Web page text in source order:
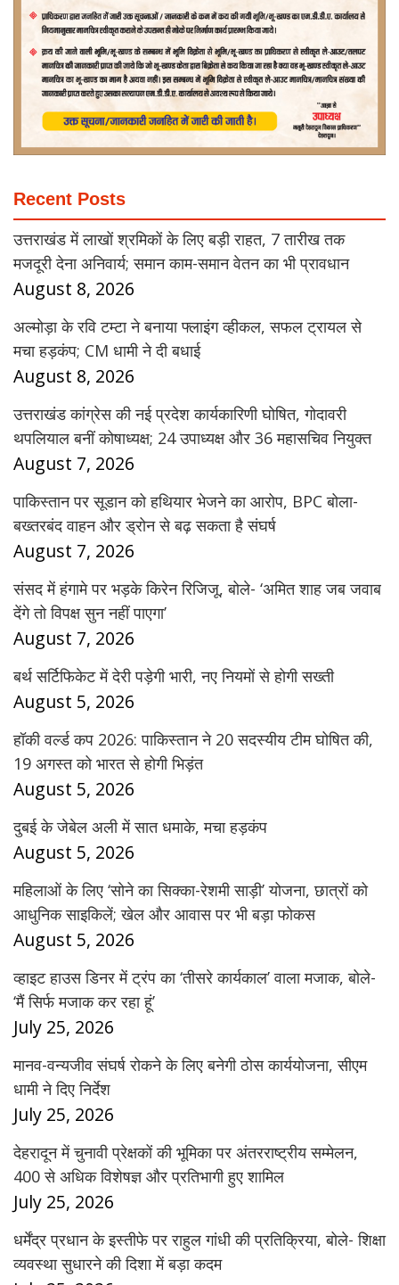
Recent Posts
उत्तराखंड में लाखों श्रमिकों के लिए बड़ी राहत, 7 तारीख तक
मजदूरी देना अनिवार्य; समान काम-समान वेतन का भी प्रावधान
August 8, 2026
अल्मोड़ा के रवि टम्टा ने बनाया फ्लाइंग व्हीकल, सफल ट्रायल से
मचा हड़कंप; CM धामी ने दी बधाई
August 8, 2026
उत्तराखंड कांग्रेस की नई प्रदेश कार्यकारिणी घोषित, गोदावरी
थपलियाल बनीं कोषाध्यक्ष; 24 उपाध्यक्ष और 36 महासचिव नियुक्त
August 7, 2026
पाकिस्तान पर सूडान को हथियार भेजने का आरोप, BPC बोला-
बख्तरबंद वाहन और ड्रोन से बढ़ सकता है संघर्ष
August 7, 2026
संसद में हंगामे पर भड़के किरेन रिजिजू, बोले- ‘अमित शाह जब जवाब
देंगे तो विपक्ष सुन नहीं पाएगा’
August 7, 2026
बर्थ सर्टिफिकेट में देरी पड़ेगी भारी, नए नियमों से होगी सख्ती
August 5, 2026
हॉकी वर्ल्ड कप 2026: पाकिस्तान ने 20 सदस्यीय टीम घोषित की,
19 अगस्त को भारत से होगी भिड़ंत
August 5, 2026
दुबई के जेबेल अली में सात धमाके, मचा हड़कंप
August 5, 2026
महिलाओं के लिए ‘सोने का सिक्का-रेशमी साड़ी’ योजना, छात्रों को
आधुनिक साइकिलें; खेल और आवास पर भी बड़ा फोकस
August 5, 2026
व्हाइट हाउस डिनर में ट्रंप का ‘तीसरे कार्यकाल’ वाला मजाक, बोले-
‘मैं सिर्फ मजाक कर रहा हूं’
July 25, 2026
मानव-वन्यजीव संघर्ष रोकने के लिए बनेगी ठोस कार्ययोजना, सीएम
धामी ने दिए निर्देश
July 25, 2026
देहरादून में चुनावी प्रेक्षकों की भूमिका पर अंतरराष्ट्रीय सम्मेलन,
400 से अधिक विशेषज्ञ और प्रतिभागी हुए शामिल
July 25, 2026
धर्मेंद्र प्रधान के इस्तीफे पर राहुल गांधी की प्रतिक्रिया, बोले- शिक्षा
व्यवस्था सुधारने की दिशा में बड़ा कदम